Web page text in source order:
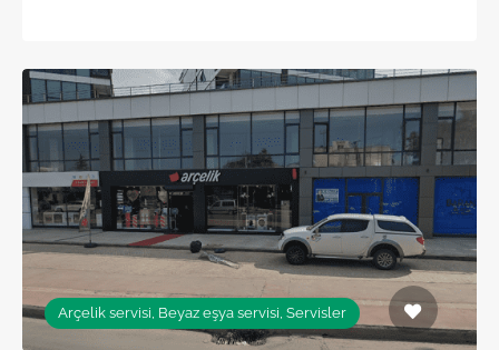
Arçelik servisi, Beyaz eşya servisi, Servisler